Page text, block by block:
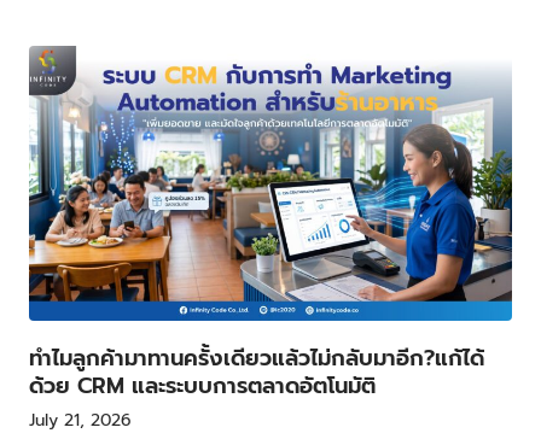
ทำไมลูกค้ามาทานครั้งเดียวแล้วไม่กลับมาอีก?แก้ได้
ด้วย CRM และระบบการตลาดอัตโนมัติ
July 21, 2026